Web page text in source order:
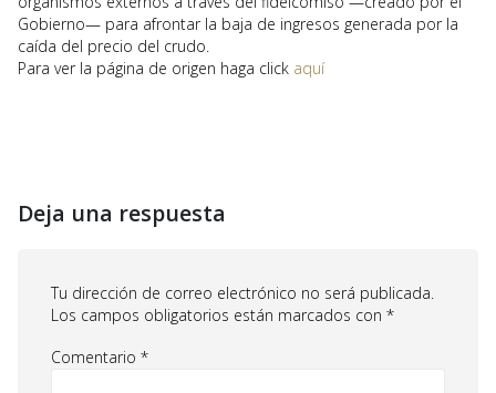
Gobierno— para afrontar la baja de ingresos generada por la
caída del precio del crudo.
Para ver la página de origen haga click aquí
Deja una respuesta
Tu dirección de correo electrónico no será publicada.
Los campos obligatorios están marcados con *
Comentario *